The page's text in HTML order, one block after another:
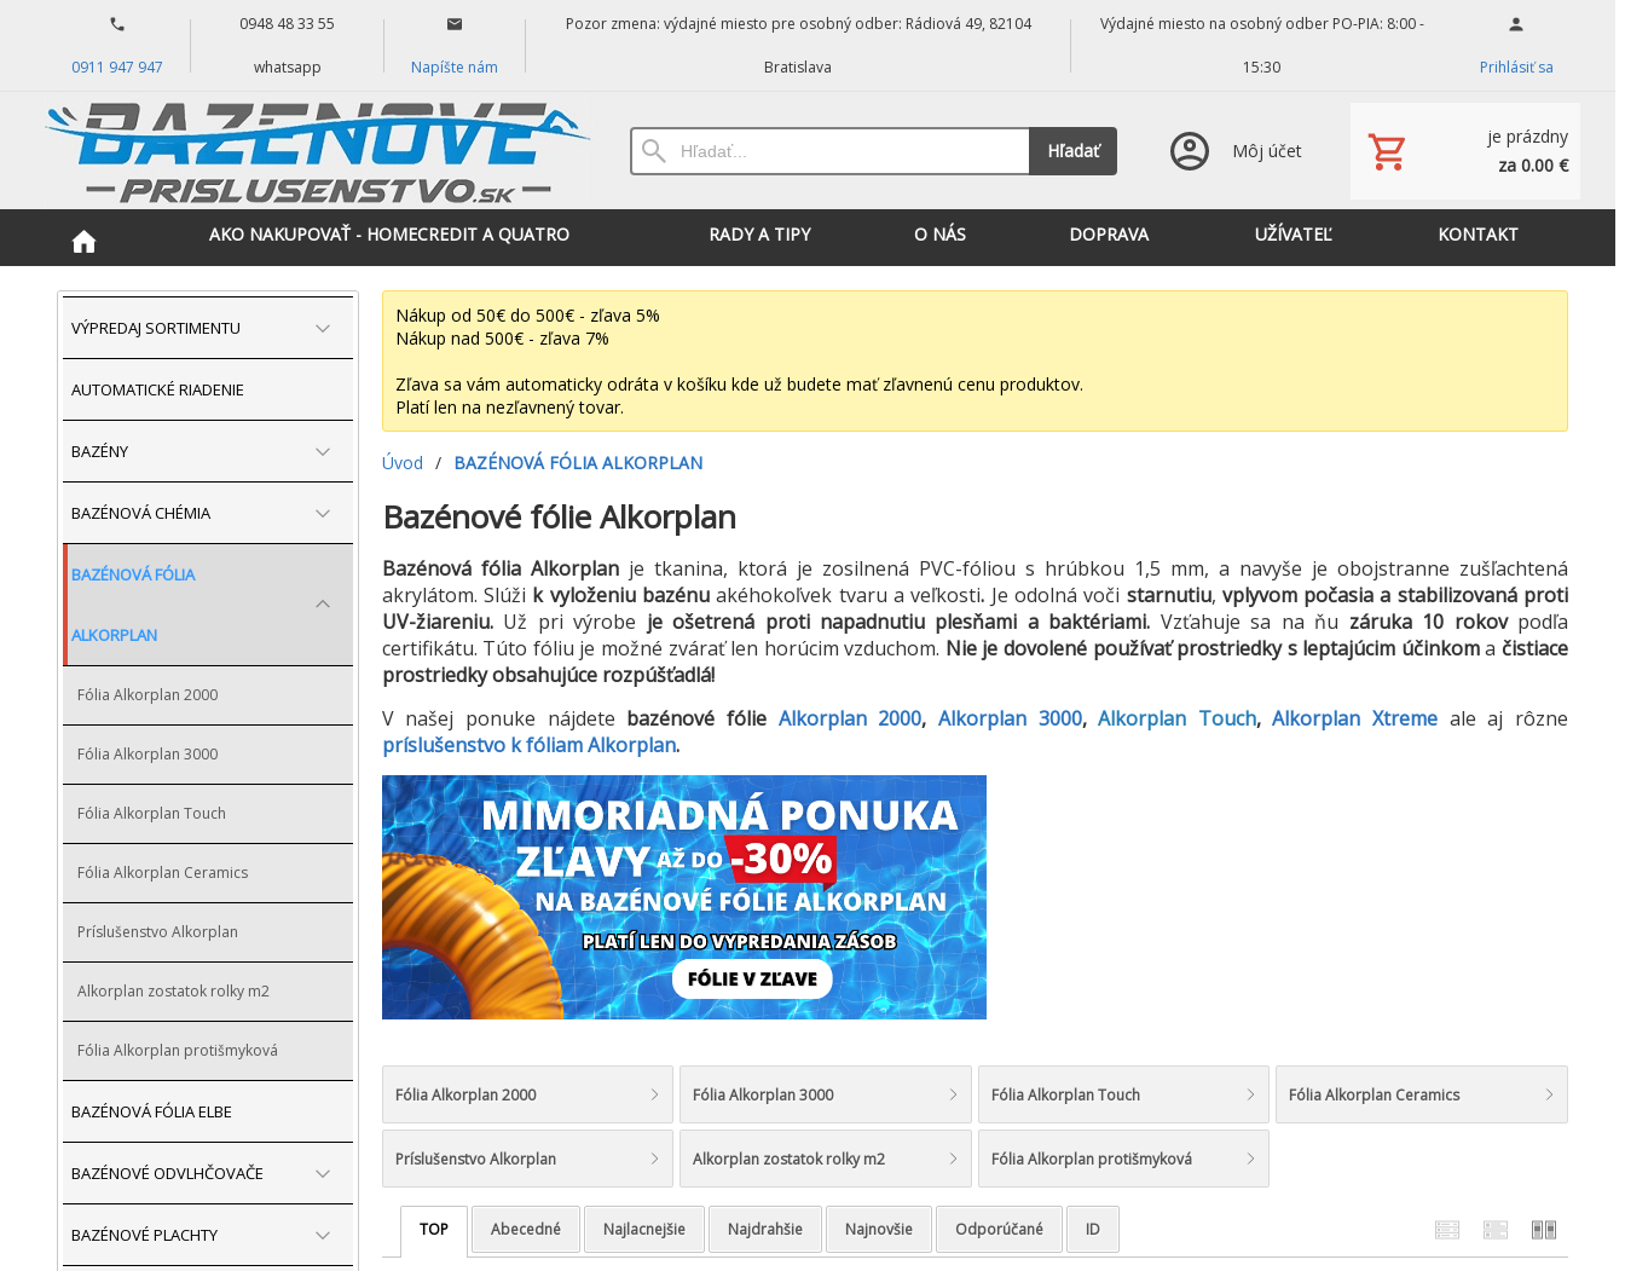
0911 947 947
0948 48 33 55
whatsapp Napíšte nám
Pozor zmena: výdajné miesto pre osobný odber: Rádiová 49, 82104
Bratislava
Výdajné miesto na osobný odber PO-PIA: 8:00 -
15:30 Prihlásiť sa
Hľadať Môj účet
je prázdny
za 0.00 €
AKO NAKUPOVAŤ - HOMECREDIT A QUATRO RADY A TIPY O NÁS DOPRAVA UŽÍVATEĽ KONTAKT
VÝPREDAJ SORTIMENTU
AUTOMATICKÉ RIADENIE
BAZÉNY
BAZÉNOVÁ CHÉMIA
BAZÉNOVÁ FÓLIA
ALKORPLAN
Fólia Alkorplan 2000
Fólia Alkorplan 3000
Fólia Alkorplan Touch
Fólia Alkorplan Ceramics
Príslušenstvo Alkorplan
Alkorplan zostatok rolky m2
Fólia Alkorplan protišmyková
BAZÉNOVÁ FÓLIA ELBE
BAZÉNOVÉ ODVLHČOVAČE
BAZÉNOVÉ PLACHTY
Nákup od 50€ do 500€ - zľava 5%
Nákup nad 500€ - zľava 7%
Zľava sa vám automaticky odráta v košíku kde už budete mať zľavnenú cenu produktov.
Platí len na nezľavnený tovar.
Úvod / BAZÉNOVÁ FÓLIA ALKORPLAN
Bazénové fólie Alkorplan
Bazénová fólia Alkorplan je tkanina, ktorá je zosilnená PVC-fóliou s hrúbkou 1,5 mm, a navyše je obojstranne zušľachtená
akrylátom. Slúži k vyloženiu bazénu akéhokoľvek tvaru a veľkosti. Je odolná voči starnutiu, vplyvom počasia a stabilizovaná proti
UV-žiareniu. Už pri výrobe je ošetrená proti napadnutiu plesňami a baktériami. Vzťahuje sa na ňu záruka 10 rokov podľa
certifikátu. Túto fóliu je možné zvárať len horúcim vzduchom. Nie je dovolené používať prostriedky s leptajúcim účinkoma čistiace
prostriedky obsahujúce rozpúšťadlá!
V našej ponuke nájdete bazénové fólie Alkorplan 2000, Alkorplan 3000,Alkorplan Touch,Alkorplan Xtreme ale aj rôzne
príslušenstvo k fóliam Alkorplan.
Fólia Alkorplan 2000 Fólia Alkorplan 3000 Fólia Alkorplan Touch Fólia Alkorplan Ceramics
Príslušenstvo Alkorplan Alkorplan zostatok rolky m2 Fólia Alkorplan protišmyková
TOP Abecedné Najlacnejšie Najdrahšie Najnovšie Odporúčané ID